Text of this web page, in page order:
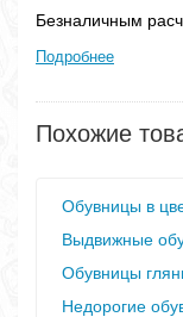
Безналичным
Подробнее
Похожие
Обувницы в
Выдвижные
Обувницы
Недорогие